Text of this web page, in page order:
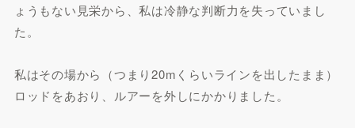
ょうもない見栄から、私は冷静な判断力を失っていまし
た。
私はその場から（つまり20mくらいラインを出したまま）
ロッドをあおり、ルアーを外しにかかりました。